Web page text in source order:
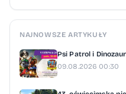
NAJNOWSZE ARTYKUŁY
Psi Patrol i
09.08.2026 00:30